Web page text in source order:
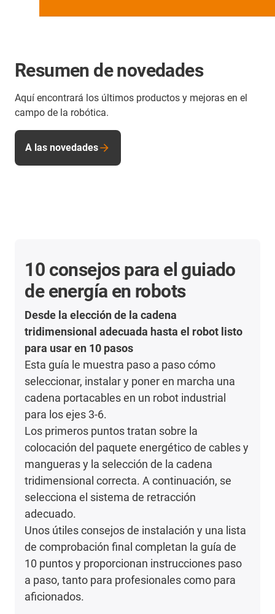
Resumen de novedades
Aquí encontrará los últimos productos y mejoras en el
campo de la robótica.
A las novedades
10 consejos para el guiado
de energía en robots
Desde la elección de la cadena
tridimensional adecuada hasta el robot listo
para usar en 10 pasos
Esta guía le muestra paso a paso cómo
seleccionar, instalar y poner en marcha una
cadena portacables en un robot industrial
para los ejes 3-6.
Los primeros puntos tratan sobre la
colocación del paquete energético de cables y
mangueras y la selección de la cadena
tridimensional correcta. A continuación, se
selecciona el sistema de retracción
adecuado.
Unos útiles consejos de instalación y una lista
de comprobación final completan la guía de
10 puntos y proporcionan instrucciones paso
a paso, tanto para profesionales como para
aficionados.